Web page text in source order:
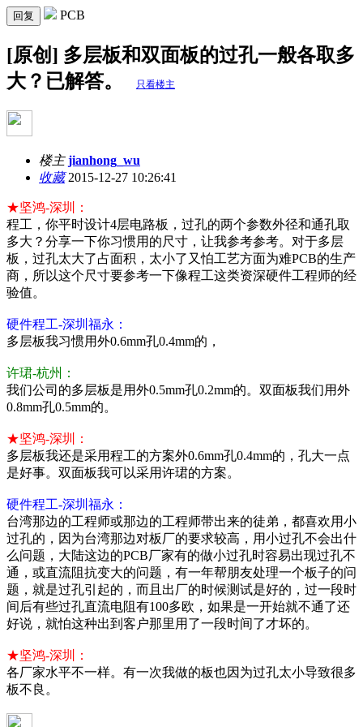
回复 PCB
[原创] 多层板和双面板的过孔一般各取多
大？已解答。
只看楼主
楼主 jianhong_wu
收藏2015-12-27 10:26:41
★坚鸿-深圳：
程工，你平时设计4层电路板，过孔的两个参数外径和通孔取
多大？分享一下你习惯用的尺寸，让我参考参考。对于多层
板，过孔太大了占面积，太小了又怕工艺方面为难PCB的生产
商，所以这个尺寸要参考一下像程工这类资深硬件工程师的经
验值。
硬件程工-深圳福永：
多层板我习惯用外0.6mm孔0.4mm的，
许珺-杭州：
我们公司的多层板是用外0.5mm孔0.2mm的。双面板我们用外
0.8mm孔0.5mm的。
★坚鸿-深圳：
多层板我还是采用程工的方案外0.6mm孔0.4mm的，孔大一点
是好事。双面板我可以采用许珺的方案。
硬件程工-深圳福永：
台湾那边的工程师或那边的工程师带出来的徒弟，都喜欢用小
过孔的，因为台湾那边对板厂的要求较高，用小过孔不会出什
么问题，大陆这边的PCB厂家有的做小过孔时容易出现过孔不
通，或直流阻抗变大的问题，有一年帮朋友处理一个板子的问
题，就是过孔引起的，而且出厂的时候测试是好的，过一段时
间后有些过孔直流电阻有100多欧，如果是一开始就不通了还
好说，就怕这种出到客户那里用了一段时间了才坏的。
★坚鸿-深圳：
各厂家水平不一样。有一次我做的板也因为过孔太小导致很多
板不良。